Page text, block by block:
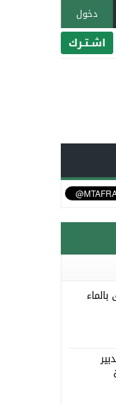
دخول
اشـتـرك